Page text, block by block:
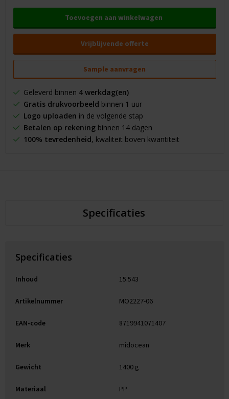
Toevoegen aan winkelwagen
Vrijblijvende offerte
Sample aanvragen
Geleverd binnen 4 werkdag(en)
Gratis drukvoorbeeld binnen 1 uur
Logo uploaden in de volgende stap
Betalen op rekeningbinnen 14 dagen
100% tevredenheid, kwaliteit boven kwantiteit
Specificaties
Specificaties
Inhoud 15.543
Artikelnummer MO2227-06
EAN-code 8719941071407
Merk midocean
Gewicht 1400 g
Materiaal PP